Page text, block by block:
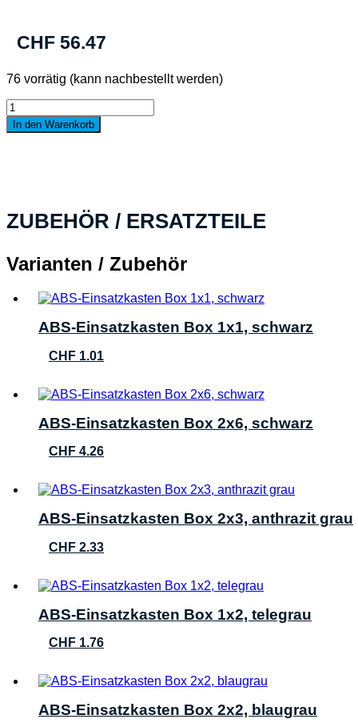
CHF 56.47
76 vorrätig (kann nachbestellt werden)
metaBOX
95M
schwarz/transparent
In den Warenkorb
ZUBEHÖR / ERSATZTEILE
Varianten / Zubehör
ABS-Einsatzkasten Box 1x1, schwarz
CHF 1.01
ABS-Einsatzkasten Box 2x6, schwarz
CHF 4.26
ABS-Einsatzkasten Box 2x3, anthrazit grau
CHF 2.33
ABS-Einsatzkasten Box 1x2, telegrau
CHF 1.76
ABS-Einsatzkasten Box 2x2, blaugrau